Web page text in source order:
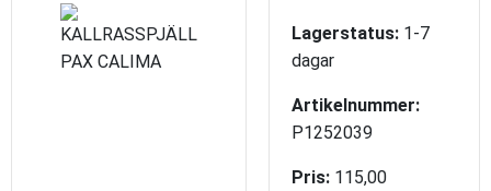
Lagerstatus: 1-7
dagar
Artikelnummer:
P1252039
Pris: 115,00